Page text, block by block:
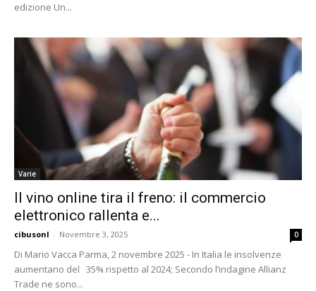
edizione Un...
Varie
Il vino online tira il freno: il commercio
elettronico rallenta e...
cibusonl - Novembre 3, 2025 0
Di Mario Vacca Parma, 2 novembre 2025 - In Italia le insolvenze
aumentano del 35% rispetto al 2024; Secondo l’indagine Allianz
Trade ne sono...